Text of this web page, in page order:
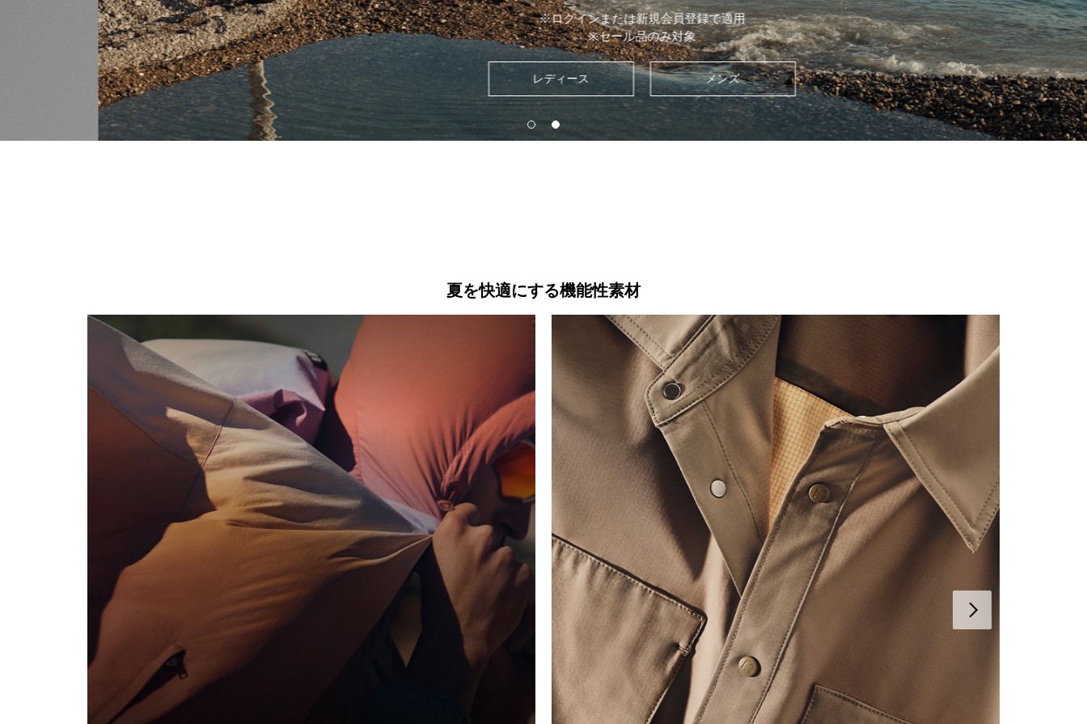
※ログインまたは新規会員登録で適用
※セール品のみ対象
メンズ
夏を快適にする機能性素材